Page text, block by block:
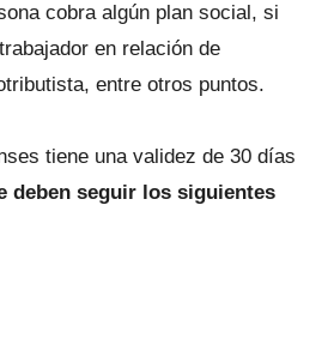
cobra algún plan social, si
en relación de
entre otros puntos.
tiene una validez de 30 días
deben seguir los siguientes